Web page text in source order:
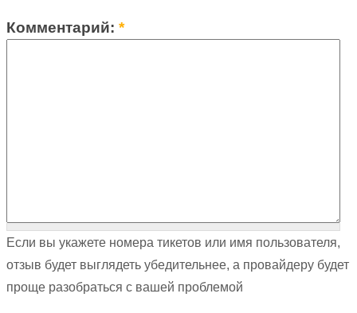
Комментарий:*
Если вы укажете номера тикетов или имя пользователя,
отзыв будет выглядеть убедительнее, а провайдеру будет
проще разобраться с вашей проблемой